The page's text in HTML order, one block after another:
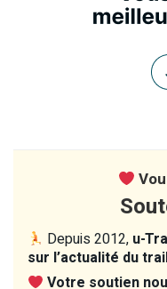
Depuis 2012, u-
sur l’actualité du
Votre soutien